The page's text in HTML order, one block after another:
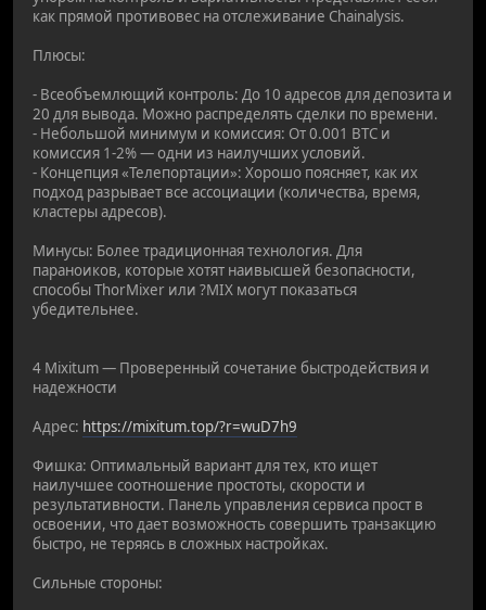
как прямой противовес на отслеживание Chainalysis.
Плюсы:
- Всеобъемлющий контроль: До 10 адресов для депозита и
20 для вывода. Можно распределять сделки по времени.
- Небольшой минимум и комиссия: От 0.001 BTC и
комиссия 1-2% — одни из наилучших условий.
- Концепция «Телепортации»: Хорошо поясняет, как их
подход разрывает все ассоциации (количества, время,
кластеры адресов).
Минусы: Более традиционная технология. Для
параноиков, которые хотят наивысшей безопасности,
способы ThorMixer или ?MIX могут показаться
убедительнее.
4 Mixitum — Проверенный сочетание быстродействия и
надежности
Адрес: https://mixitum.top/?r=wuD7h9
Фишка: Оптимальный вариант для тех, кто ищет
наилучшее соотношение простоты, скорости и
результативности. Панель управления сервиса прост в
освоении, что дает возможность совершить транзакцию
быстро, не теряясь в сложных настройках.
Сильные стороны: